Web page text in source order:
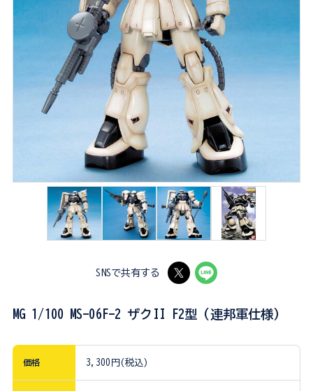
SNSで共有する
MG 1/100 MS-06F-2 ザクII F2型 (連邦軍仕様)
価格 3,300円(税込)